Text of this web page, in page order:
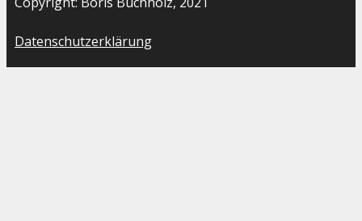
Datenschutzerklärung